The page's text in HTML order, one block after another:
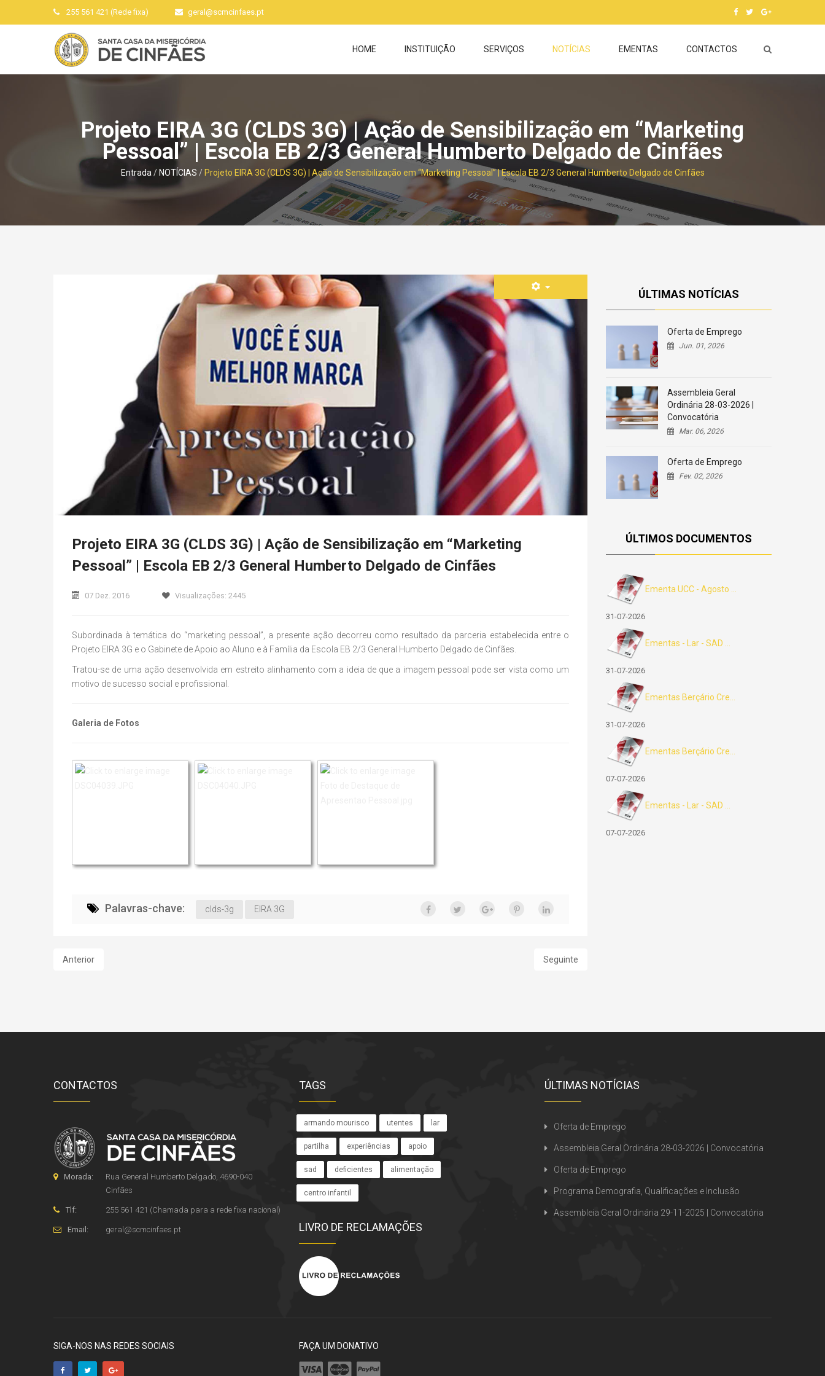
255 561 421 (Rede fixa) geral @scmcinfaes.pt
HOME INSTITUIÇÃO SERVIÇOS NOTÍCIAS EMENTAS CONTACTOS
Projeto EIRA 3G (CLDS 3G) | Ação de Sensibilização em “Marketing
Pessoal” | Escola EB 2/3 General Humberto Delgado de Cinfães
Entrada NOTÍCIAS Projeto EIRA 3G (CLDS 3G) | Ação de Sensibilização em “Marketing Pessoal” | Escola EB 2/3 General Humberto Delgado de Cinfães
Projeto EIRA 3G (CLDS 3G) | Ação de Sensibilização em “Marketing
Pessoal” | Escola EB 2/3 General Humberto Delgado de Cinfães
07 Dez. 2016 Visualizações: 2445
Subordinada à temática do “marketing pessoal”, a presente ação decorreu como resultado da parceria estabelecida entre o
Projeto EIRA 3G e o Gabinete de Apoio ao Aluno e à Família da Escola EB 2/3 General Humberto Delgado de Cinfães.
Tratou-se de uma ação desenvolvida em estreito alinhamento com a ideia de que a imagem pessoal pode ser vista como um
motivo de sucesso social e profissional.
Galeria de Fotos
Palavras-chave: clds-3g EIRA 3G
Anterior Seguinte
ÚLTIMAS NOTÍCIAS
Oferta de Emprego
Jun. 01, 2026
Assembleia Geral
Ordinária 28-03-2026 |
Convocatória
Mar. 06, 2026
Oferta de Emprego
Fev. 02, 2026
ÚLTIMOS DOCUMENTOS
Ementa UCC - Agosto ...
31-07-2026
Ementas - Lar - SAD ...
31-07-2026
Ementas Berçário Cre...
31-07-2026
Ementas Berçário Cre...
07-07-2026
Ementas - Lar - SAD ...
07-07-2026
CONTACTOS
Morada:
Rua General Humberto Delgado, 4690-040
Cinfães
Tlf: 255 561 421 (Chamada para a rede fixa nacional)
Email: geral@scmcinfaes pt
TAGS
armando mourisco utentes lar
partilha experiências apoio
sad deficientes alimentação
centro infantil
LIVRO DE RECLAMAÇÕES
ÚLTIMAS NOTÍCIAS
Oferta de Emprego
Assembleia Geral Ordinária 28-03-2026 | Convocatória
Oferta de Emprego
Programa Demografia, Qualificações e Inclusão
Assembleia Geral Ordinária 29-11-2025 | Convocatória
SIGA-NOS NAS REDES SOCIAIS FAÇA UM DONATIVO